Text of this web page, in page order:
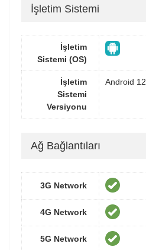
İşletim Sistemi
İşletim
Sistemi (OS)
İşletim
Sistemi
Versiyonu
Android 12
Ağ Bağlantıları
3G Network
4G Network
5G Network